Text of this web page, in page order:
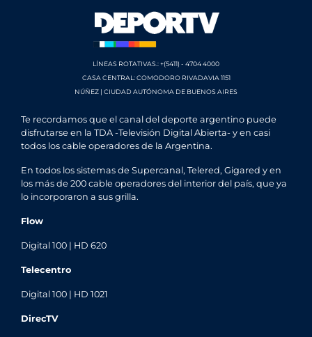
LÍNEAS ROTATIVAS.: +(5411) - 4704 4000
CASA CENTRAL: COMODORO RIVADAVIA 1151
NÚÑEZ | CIUDAD AUTÓNOMA DE BUENOS AIRES
Te recordamos que el canal del deporte argentino puede
disfrutarse en la TDA -Televisión Digital Abierta- y en casi
todos los cable operadores de la Argentina.
En todos los sistemas de Supercanal, Telered, Gigared y en
los más de 200 cable operadores del interior del país, que ya
lo incorporaron a sus grilla.
Flow
Digital 100 | HD 620
Telecentro
Digital 100 | HD 1021
DirecTV